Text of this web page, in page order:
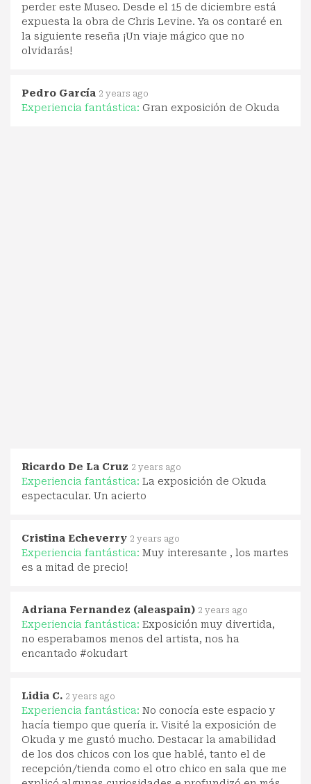
perder este Museo. Desde el 15 de diciembre está
expuesta la obra de Chris Levine. Ya os contaré en
la siguiente reseña ¡Un viaje mágico que no
olvidarás!
Pedro García 2 years ago
Experiencia fantástica: Gran exposición de Okuda
Ricardo De La Cruz 2 years ago
Experiencia fantástica: La exposición de Okuda
espectacular. Un acierto
Cristina Echeverry 2 years ago
Experiencia fantástica: Muy interesante , los martes
es a mitad de precio!
Adriana Fernandez (aleaspain) 2 years ago
Experiencia fantástica: Exposición muy divertida,
no esperabamos menos del artista, nos ha
encantado #okudart
Lidia C. 2 years ago
Experiencia fantástica: No conocía este espacio y
hacía tiempo que quería ir. Visité la exposición de
Okuda y me gustó mucho. Destacar la amabilidad
de los dos chicos con los que hablé, tanto el de
recepción/tienda como el otro chico en sala que me